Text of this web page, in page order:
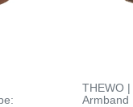
THEWO
Armband